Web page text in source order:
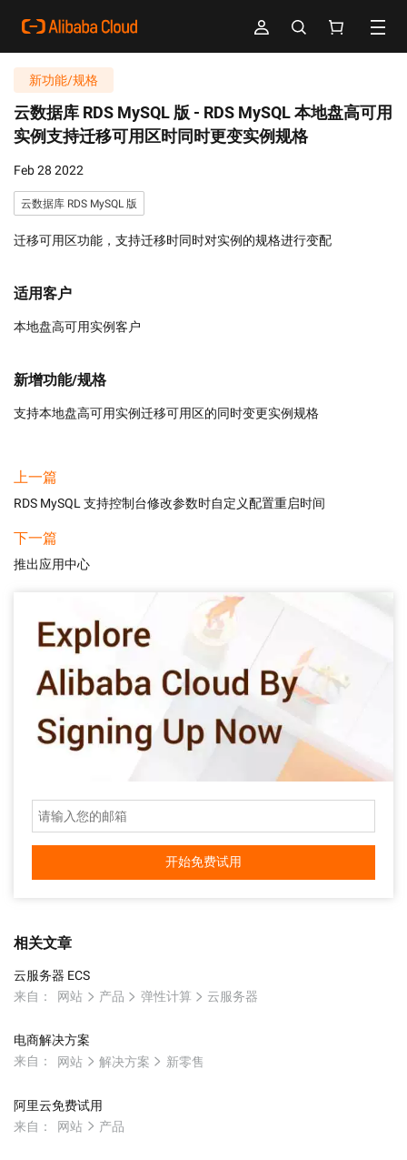
新功能/规格
云数据库 RDS MySQL 版 - RDS MySQL 本地盘高可用
实例支持迁移可用区时同时更变实例规格
Feb 28 2022
云数据库 RDS MySQL 版
迁移可用区功能，支持迁移时同时对实例的规格进行变配
适用客户
本地盘高可用实例客户
新增功能/规格
支持本地盘高可用实例迁移可用区的同时变更实例规格
上一篇
RDS MySQL 支持控制台修改参数时自定义配置重启时间
下一篇
推出应用中心
开始免费试用
相关文章
云服务器 ECS
来自：
网站 产品 弹性计算 云服务器
电商解决方案
来自：
网站 解决方案 新零售
阿里云免费试用
来自：
网站 产品